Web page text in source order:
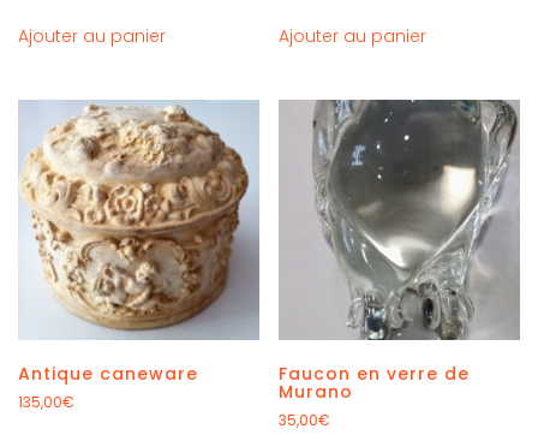
Ajouter au panier Ajouter au panier
Antique caneware
135,00€
Faucon en verre de
Murano
35,00€